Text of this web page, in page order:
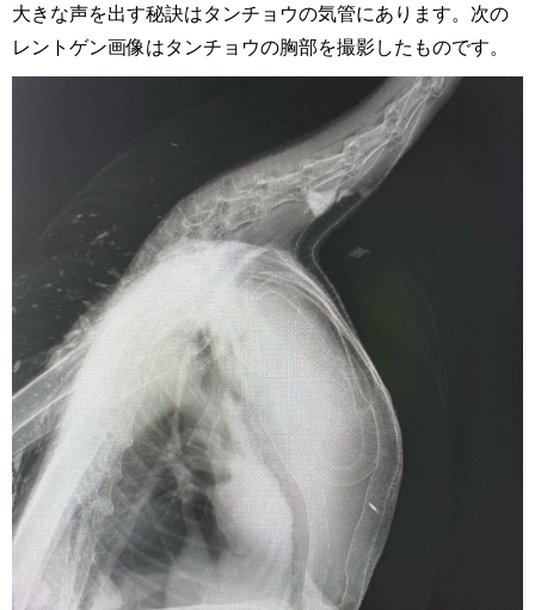
大きな声を出す秘訣はタンチョウの気管にあります。次の
レントゲン画像はタンチョウの胸部を撮影したものです。